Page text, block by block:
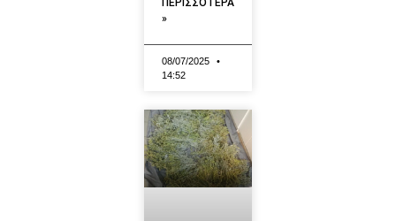
ΠΕΡΙΣΣΟΤΕΡΑ
»
08/07/2025
14:52